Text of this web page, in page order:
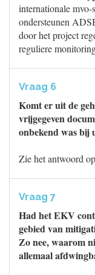
internationale mvo-
ondersteunen
door het project
reguliere
Vraag 6
Komt er uit de
vrijgegeven
onbekend was bij
Zie het antwoord
Vraag 7
Had het EKV
gebied van
Zo nee, waarom
allemaal